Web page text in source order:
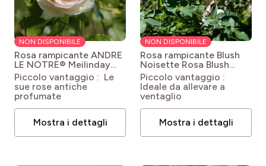
NON DISPONIBILE
Rosa rampicante ANDRE
LE NOTRE® Meilinday
Rosa 'Meilinday' GPT
ANDRE LE NOTRE®
Piccolo vantaggio : Le
sue rose antiche
profumate
Mostra i dettagli
NON DISPONIBILE
Rosa rampicante Blush
Noisette Rosa Blush
Noisette
Piccolo vantaggio :
Ideale da allevare a
ventaglio
Mostra i dettagli